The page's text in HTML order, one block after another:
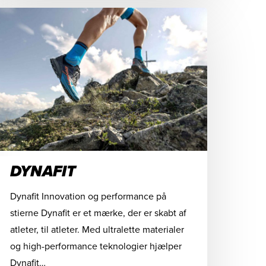
DYNAFIT
Dynafit Innovation og performance på
stierne Dynafit er et mærke, der er skabt af
atleter, til atleter. Med ultralette materialer
og high-performance teknologier hjælper
Dynafit…